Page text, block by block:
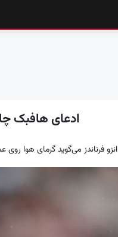
ادعای هافبک
انزو فرناندز می‌گوید گرمای هوا